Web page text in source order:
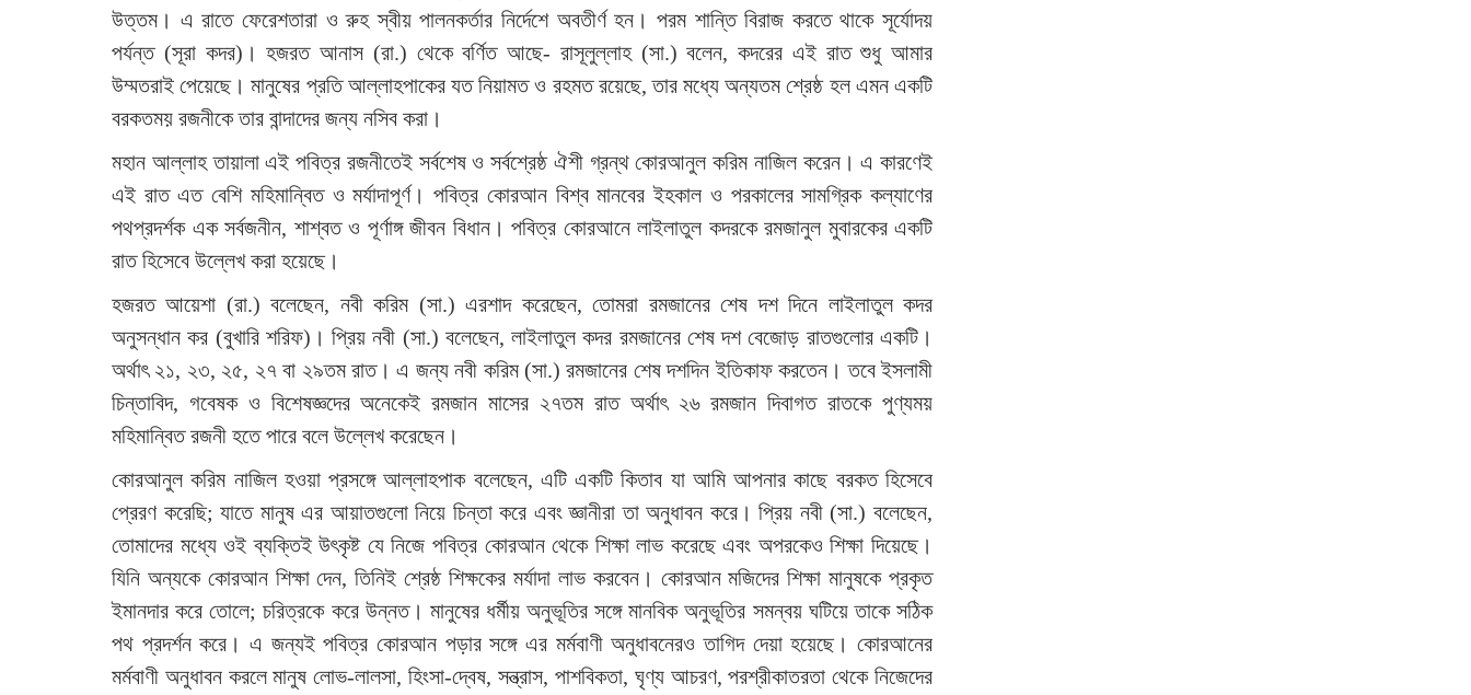
উত্তম। এ রাতে ফেরেশতারা ও রুহ স্বীয় পালনকর্তার নির্দেশে অবতীর্ণ হন। পরম শান্তি বিরাজ করতে থাকে সূর্যোদয়
পর্যন্ত (সূরা কদর)। হজরত আনাস (রা.) থেকে বর্ণিত আছে- রাসূলুল্লাহ (সা.) বলেন, কদরের এই রাত শুধু আমার
উম্মতরাই পেয়েছে। মানুষের প্রতি আল্লাহপাকের যত নিয়ামত ও রহমত রয়েছে, তার মধ্যে অন্যতম শ্রেষ্ঠ হল এমন একটি
বরকতময় রজনীকে তার বান্দাদের জন্য নসিব করা।
মহান আল্লাহ তায়ালা এই পবিত্র রজনীতেই সর্বশেষ ও সর্বশ্রেষ্ঠ ঐশী গ্রন্থ কোরআনুল করিম নাজিল করেন। এ কারণেই
এই রাত এত বেশি মহিমান্বিত ও মর্যাদাপূর্ণ। পবিত্র কোরআন বিশ্ব মানবের ইহকাল ও পরকালের সামগ্রিক কল্যাণের
পথপ্রদর্শক এক সর্বজনীন, শাশ্বত ও পূর্ণাঙ্গ জীবন বিধান। পবিত্র কোরআনে লাইলাতুল কদরকে রমজানুল মুবারকের একটি
রাত হিসেবে উল্লেখ করা হয়েছে।
হজরত আয়েশা (রা.) বলেছেন, নবী করিম (সা.) এরশাদ করেছেন, তোমরা রমজানের শেষ দশ দিনে লাইলাতুল কদর
অনুসন্ধান কর (বুখারি শরিফ)। প্রিয় নবী (সা.) বলেছেন, লাইলাতুল কদর রমজানের শেষ দশ বেজোড় রাতগুলোর একটি।
অর্থাৎ ২১, ২৩, ২৫, ২৭ বা ২৯তম রাত। এ জন্য নবী করিম (সা.) রমজানের শেষ দশদিন ইতিকাফ করতেন। তবে ইসলামী
চিন্তাবিদ, গবেষক ও বিশেষজ্ঞদের অনেকেই রমজান মাসের ২৭তম রাত অর্থাৎ ২৬ রমজান দিবাগত রাতকে পুণ্যময়
মহিমান্বিত রজনী হতে পারে বলে উল্লেখ করেছেন।
কোরআনুল করিম নাজিল হওয়া প্রসঙ্গে আল্লাহপাক বলেছেন, এটি একটি কিতাব যা আমি আপনার কাছে বরকত হিসেবে
প্রেরণ করেছি; যাতে মানুষ এর আয়াতগুলো নিয়ে চিন্তা করে এবং জ্ঞানীরা তা অনুধাবন করে। প্রিয় নবী (সা.) বলেছেন,
তোমাদের মধ্যে ওই ব্যক্তিই উৎকৃষ্ট যে নিজে পবিত্র কোরআন থেকে শিক্ষা লাভ করেছে এবং অপরকেও শিক্ষা দিয়েছে।
যিনি অন্যকে কোরআন শিক্ষা দেন, তিনিই শ্রেষ্ঠ শিক্ষকের মর্যাদা লাভ করবেন। কোরআন মজিদের শিক্ষা মানুষকে প্রকৃত
ইমানদার করে তোলে; চরিত্রকে করে উন্নত। মানুষের ধর্মীয় অনুভূতির সঙ্গে মানবিক অনুভূতির সমন্বয় ঘটিয়ে তাকে সঠিক
পথ প্রদর্শন করে। এ জন্যই পবিত্র কোরআন পড়ার সঙ্গে এর মর্মবাণী অনুধাবনেরও তাগিদ দেয়া হয়েছে। কোরআনের
মর্মবাণী অনুধাবন করলে মানুষ লোভ-লালসা, হিংসা-দ্বেষ, সন্ত্রাস, পাশবিকতা, ঘৃণ্য আচরণ, পরশ্রীকাতরতা থেকে নিজেদের